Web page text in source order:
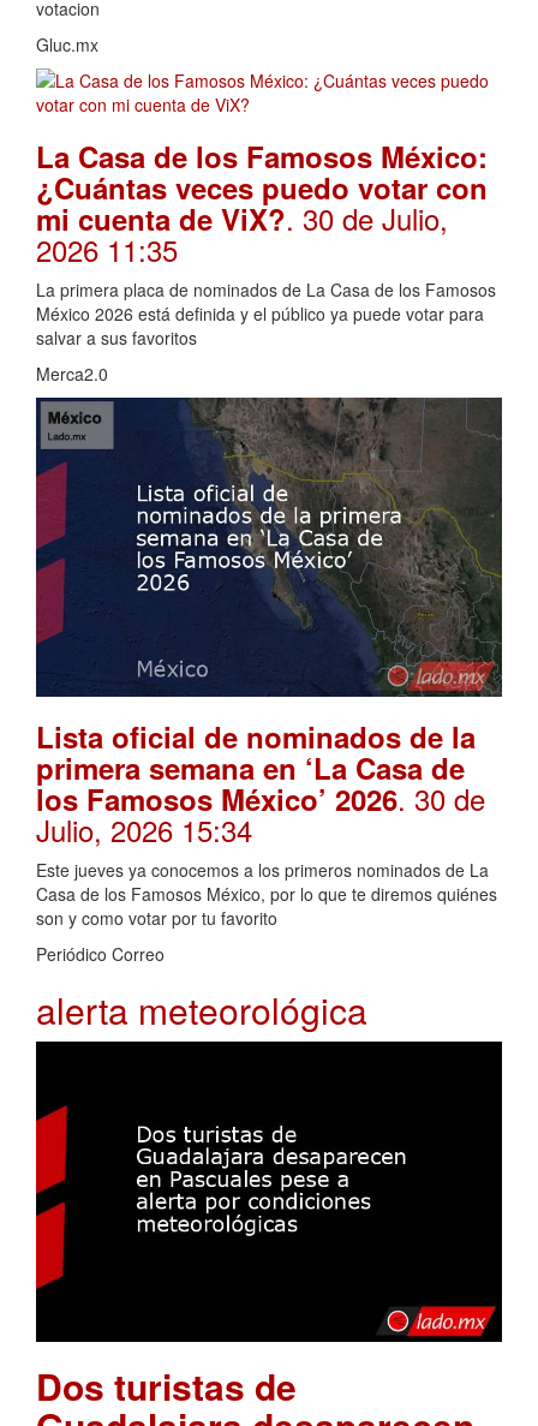
votacion
Gluc.mx
La Casa de los Famosos México:
¿Cuántas veces puedo votar con
mi cuenta de ViX?. 30 de Julio,
2026 11:35
La primera placa de nominados de La Casa de los Famosos
México 2026 está definida y el público ya puede votar para
salvar a sus favoritos
Merca2.0
Lista oficial de nominados de la
primera semana en ‘La Casa de
los Famosos México’ 2026. 30 de
Julio, 2026 15:34
Este jueves ya conocemos a los primeros nominados de La
Casa de los Famosos México, por lo que te diremos quiénes
son y como votar por tu favorito
Periódico Correo
alerta meteorológica
Dos turistas de